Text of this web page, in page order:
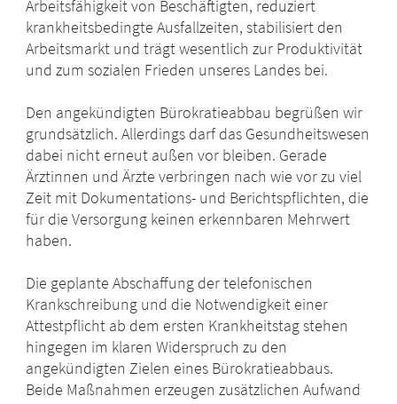
Arbeitsfähigkeit von Beschäftigten, reduziert
krankheitsbedingte Ausfallzeiten, stabilisiert den
Arbeitsmarkt und trägt wesentlich zur Produktivität
und zum sozialen Frieden unseres Landes bei.
Den angekündigten Bürokratieabbau begrüßen wir
grundsätzlich. Allerdings darf das Gesundheitswesen
dabei nicht erneut außen vor bleiben. Gerade
Ärztinnen und Ärzte verbringen nach wie vor zu viel
Zeit mit Dokumentations- und Berichtspflichten, die
für die Versorgung keinen erkennbaren Mehrwert
haben.
Die geplante Abschaffung der telefonischen
Krankschreibung und die Notwendigkeit einer
Attestpflicht ab dem ersten Krankheitstag stehen
hingegen im klaren Widerspruch zu den
angekündigten Zielen eines Bürokratieabbaus.
Beide Maßnahmen erzeugen zusätzlichen Aufwand